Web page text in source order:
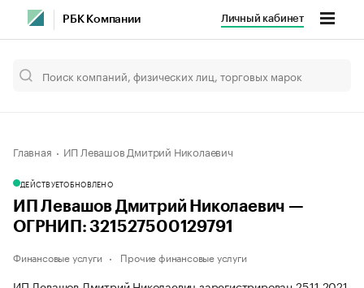
РБК Компании Личный кабинет
Главная ИП Левашов Дмитрий Николаевич
ДЕЙСТВУЕТОБНОВЛЕНО
ИП Левашов Дмитрий Николаевич —
ОГРНИП: 321527500129791
Финансовые услуги Прочие финансовые услуги